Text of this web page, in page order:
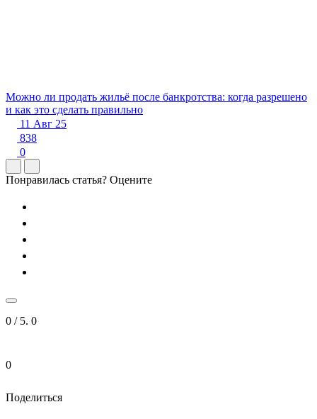
Можно ли продать жильё после банкротства: когда разрешено
и как это сделать правильно
11 Авг 25
838
0
Понравилась статья? Оцените
0 / 5. 0
0
Поделиться